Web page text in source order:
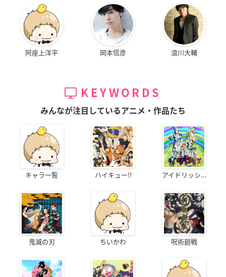
阿座上洋平 岡本信彦 浪川大輔
KEYWORDS
みんなが注目しているアニメ・作品たち
キャラ一覧 ハイキュー!! アイドリッシ...
鬼滅の刃 ちいかわ 呪術廻戦